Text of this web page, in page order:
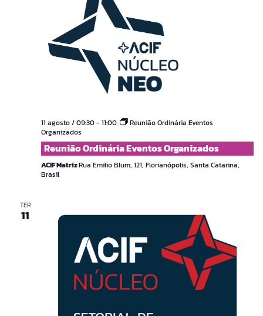
11 agosto / 09:30- 11:00
Reunião Ordinária Eventos
Organizados
Reunião Ordinária Eventos Organizados
ACIF MatrizRua Emilio Blum, 121, Florianópolis, Santa Catarina,
Brasil
TER
11